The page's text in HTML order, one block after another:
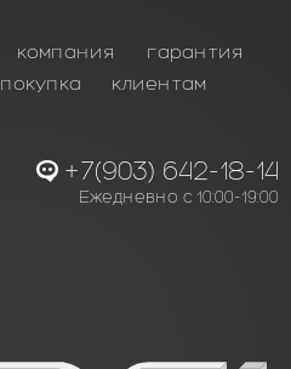
компания
гарантия
покупка
клиентам
+7(903) 642-18-14
Ежедневно с 10:00-19:00